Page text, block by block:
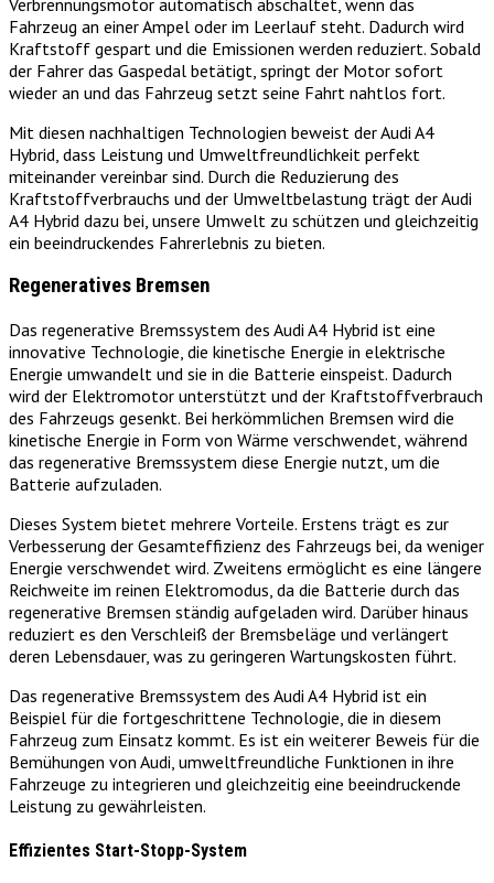
Fahrzeug an einer Ampel oder im Leerlauf steht. Dadurch wird
Kraftstoff gespart und die Emissionen werden reduziert. Sobald
der Fahrer das Gaspedal betätigt, springt der Motor sofort
wieder an und das Fahrzeug setzt seine Fahrt nahtlos fort.
Mit diesen nachhaltigen Technologien beweist der Audi A4
Hybrid, dass Leistung und Umweltfreundlichkeit perfekt
miteinander vereinbar sind. Durch die Reduzierung des
Kraftstoffverbrauchs und der Umweltbelastung trägt der Audi
A4 Hybrid dazu bei, unsere Umwelt zu schützen und gleichzeitig
ein beeindruckendes Fahrerlebnis zu bieten.
Regeneratives Bremsen
Das regenerative Bremssystem des Audi A4 Hybrid ist eine
innovative Technologie, die kinetische Energie in elektrische
Energie umwandelt und sie in die Batterie einspeist. Dadurch
wird der Elektromotor unterstützt und der Kraftstoffverbrauch
des Fahrzeugs gesenkt. Bei herkömmlichen Bremsen wird die
kinetische Energie in Form von Wärme verschwendet, während
das regenerative Bremssystem diese Energie nutzt, um die
Batterie aufzuladen.
Dieses System bietet mehrere Vorteile. Erstens trägt es zur
Verbesserung der Gesamteffizienz des Fahrzeugs bei, da weniger
Energie verschwendet wird. Zweitens ermöglicht es eine längere
Reichweite im reinen Elektromodus, da die Batterie durch das
regenerative Bremsen ständig aufgeladen wird. Darüber hinaus
reduziert es den Verschleiß der Bremsbeläge und verlängert
deren Lebensdauer, was zu geringeren Wartungskosten führt.
Das regenerative Bremssystem des Audi A4 Hybrid ist ein
Beispiel für die fortgeschrittene Technologie, die in diesem
Fahrzeug zum Einsatz kommt. Es ist ein weiterer Beweis für die
Bemühungen von Audi, umweltfreundliche Funktionen in ihre
Fahrzeuge zu integrieren und gleichzeitig eine beeindruckende
Leistung zu gewährleisten.
Effizientes Start-Stopp-System